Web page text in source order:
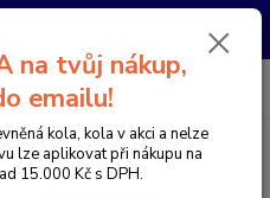
si prosím zavolejte dopředu.
Menu
na tvůj nákup,
emailu!
kola, kola v akci a nelze
lze aplikovat při nákupu na
15.000 Kč s DPH.